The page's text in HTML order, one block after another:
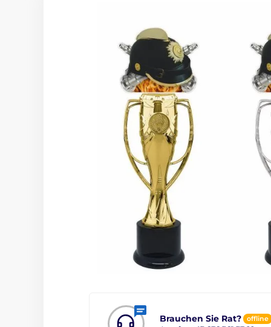
Brauchen Sie Rat? offline